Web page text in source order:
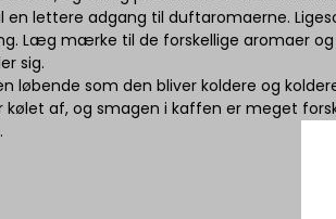
lettere adgang til duftaromaerne.
Læg mærke til de forskellige aromaer
sig.
løbende som den bliver koldere og
kølet af, og smagen i kaffen er meget